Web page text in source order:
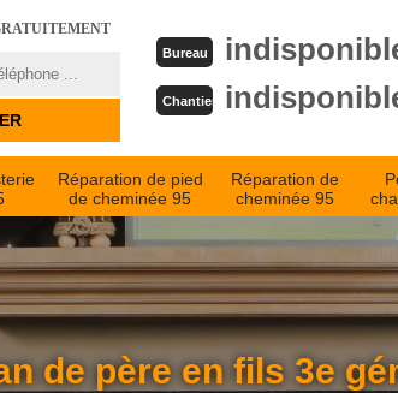
Bureau
Chantier
Réparation de pied
de cheminée 95
Réparation de
cheminée 95
de père en fils 3e